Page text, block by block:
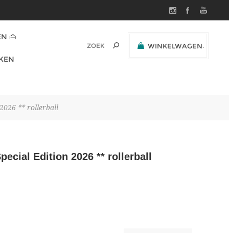
WINKELWAGEN
👜
** rollerball
Edition 2026 ** rollerball